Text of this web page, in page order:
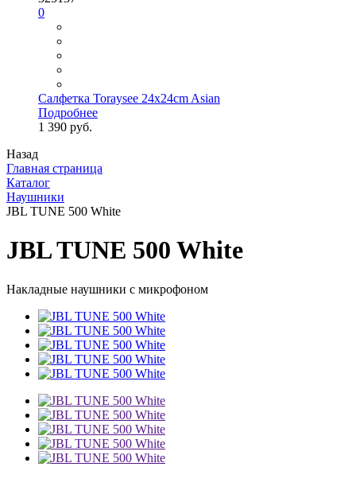
0
Салфетка Toraysee 24x24cm Asian
Подробнее
1 390 руб.
Назад
Главная страница
Каталог
Наушники
JBL TUNE 500 White
JBL TUNE 500 White
Накладные наушники с микрофоном